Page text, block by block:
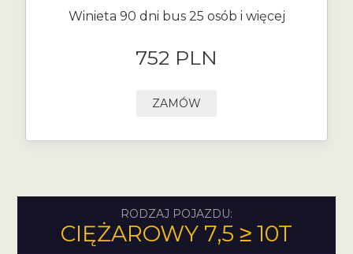
Winieta 90 dni bus 25 osób i więcej
752 PLN
ZAMÓW
RODZAJ POJAZDU:
CIĘŻAROWY 7,5 ≥ 10T